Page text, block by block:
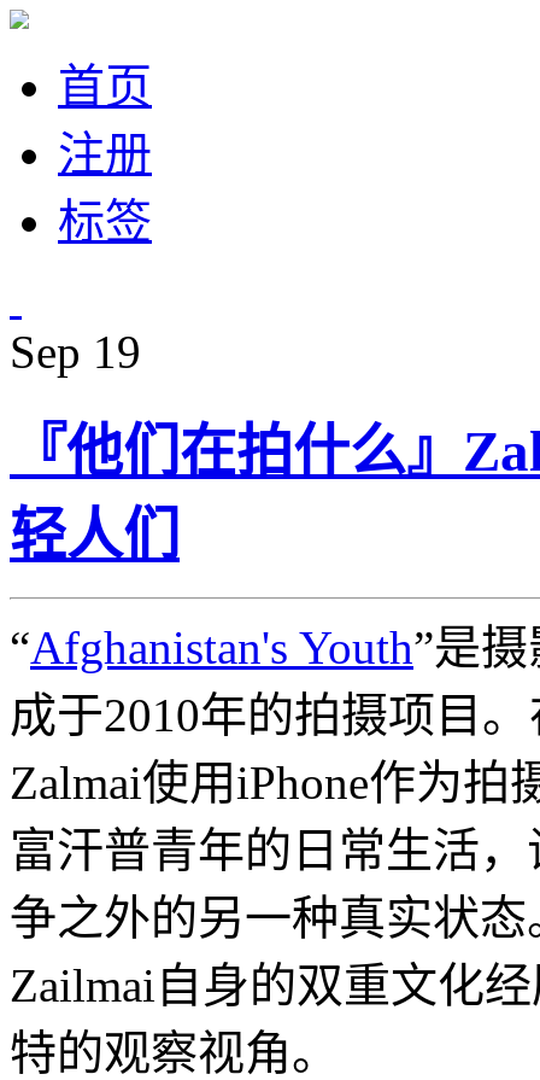
首页
注册
标签
Sep 19
『他们在拍什么』
轻人们
“Afghanistan's Youth”是
成于2010年的拍摄项目
Zalmai使用iPhone作为拍
富汗普青年的日常生活
争之外的另一种真实状
Zailmai自身的双重文化
特的观察视角。